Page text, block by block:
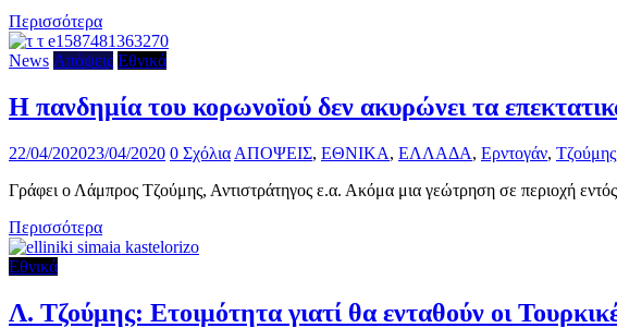
Περισσότερα
News Απόψεις Εθνικά
Η πανδημία του κορωνοϊού δεν ακυρώνει τα
22/04/202023/04/2020 0 Σχόλια ΑΠΟΨΕΙΣ, ΕΘΝΙΚΑ, ΕΛΛΑΔΑ, Ερντογάν, Τζούμης
Γράφει ο Λάμπρος Τζούμης, Αντιστράτηγος ε.α. Ακόμα μια γεώτρηση σε περιοχή
Περισσότερα
Εθνικά
Λ. Τζούμης: Ετοιμότητα γιατί θα ενταθούν οι